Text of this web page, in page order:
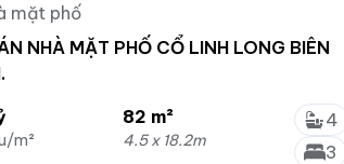
mặt phố
NHÀ MẶT PHỐ CỔ LINH LONG BIÊN
m²
82 m²
4.5 x 18.2m
4
3